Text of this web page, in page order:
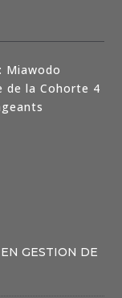
Miawodo
de la Cohorte 4
GESTION DE